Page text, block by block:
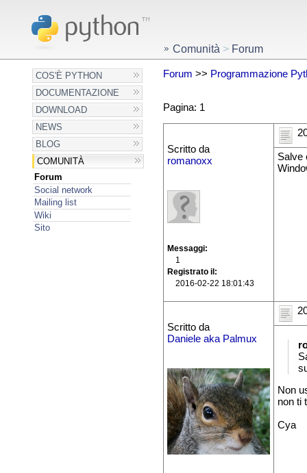
COS'È PYTHON
DOCUMENTAZIONE
DOWNLOAD
NEWS
BLOG
COMUNITÀ
Forum
Social network
Mailing list
Wiki
Sito
Comunità > Forum
Forum >> Programmazione
Pagina: 1
Scritto da
romanoxx
Messaggi
1
Registrato il
2016-02-22 18:01:43
Salve
Scritto da
Daniele aka Palmux
Non
non ti
Cya